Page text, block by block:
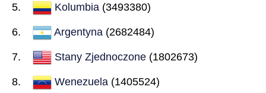
Kolumbia (3493380)
Argentyna (2682484)
Stany Zjednoczone (1802673)
Wenezuela (1405524)